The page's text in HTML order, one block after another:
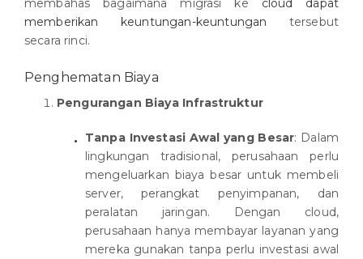
membahas bagaimana migrasi ke cloud dapat
memberikan keuntungan-keuntungan tersebut
secara rinci.
Penghematan Biaya
Pengurangan Biaya Infrastruktur
Tanpa Investasi Awal yang Besar: Dalam
lingkungan tradisional, perusahaan perlu
mengeluarkan biaya besar untuk membeli
server, perangkat penyimpanan, dan
peralatan jaringan. Dengan cloud,
perusahaan hanya membayar layanan yang
mereka gunakan tanpa perlu investasi awal